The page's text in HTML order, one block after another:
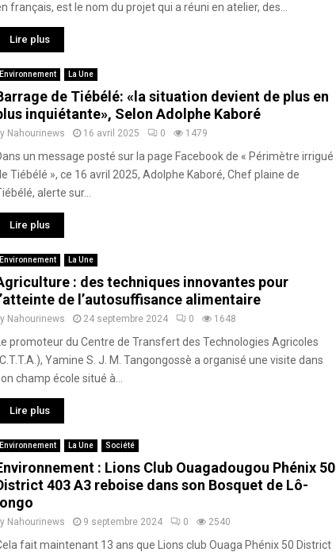
français, est le nom du projet qui a réuni en atelier, des...
Lire plus
Environnement La Une
de Tiébélé: «la situation devient de plus en
inquiétante», Selon Adolphe Kaboré
Nahourinews 16 avril 2025 0 1479
un message posté sur la page Facebook de « Périmètre irrigué
Tiébélé », ce 16 avril 2025, Adolphe Kaboré, Chef plaine de
alerte sur...
Lire plus
Environnement La Une
: des techniques innovantes pour
de l’autosuffisance alimentaire
Nahourinews 24 septembre 2024 0 1648
promoteur du Centre de Transfert des Technologies Agricoles
Yamine S. J. M. Tangongossè a organisé une visite dans
champ école situé à...
Lire plus
Environnement La Une Société
: Lions Club Ouagadougou Phénix 50
403 A3 reboise dans son Bosquet de Lô-
Nahourinews 9 septembre 2024 0 2540
fait maintenant 13 ans que Lions club Ouaga Phénix 50 District